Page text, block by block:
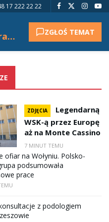
17 222 22 22
Nie udało się pobrać tytułu. ZGŁOŚ TEMAT
ZDJĘCIA
Legendarną
WSK-ą przez Europę
aż na Monte Cassino
7 MINUT TEMU
ofiar na Wołyniu. Polsko-
podsumowała
prace
z podologiem